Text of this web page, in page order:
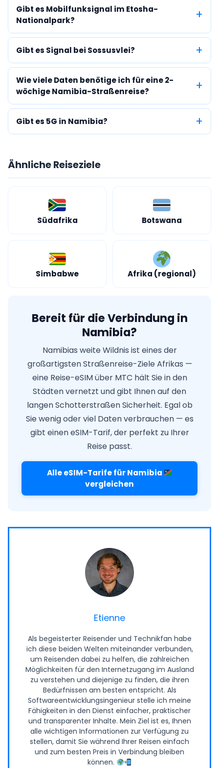
Gibt es Mobilfunksignal im Etosha-
Nationalpark?
Gibt es Signal bei Sossusvlei?
Wie viele Daten benötige ich für eine 2-
wöchige Namibia-Straßenreise?
Gibt es 5G in Namibia?
Ähnliche Reiseziele
Südafrika Botswana
Simbabwe Afrika (regional)
Bereit für die Verbindung in
Namibia?
Namibias weite Wildnis ist eines der
großartigsten Straßenreise-Ziele Afrikas —
eine Reise-eSIM über MTC hält Sie in den
Städten vernetzt und gibt Ihnen auf den
langen Schotterstraßen Sicherheit. Egal ob
Sie wenig oder viel Daten verbrauchen — es
gibt einen eSIM-Tarif, der perfekt zu Ihrer
Reise passt.
Alle eSIM-Tarife für Namibia
vergleichen
Etienne
Als begeisterter Reisender und Technikfan habe
ich diese beiden Welten miteinander verbunden,
um Reisenden dabei zu helfen, die zahlreichen
Möglichkeiten für den Internetzugang im Ausland
zu verstehen und diejenige zu finden, die ihren
Bedürfnissen am besten entspricht. Als
Softwareentwicklungsingenieur stelle ich meine
Fähigkeiten in den Dienst einfacher, praktischer
und transparenter Inhalte. Mein Ziel ist es, Ihnen
alle wichtigen Informationen zur Verfügung zu
stellen, damit Sie während Ihrer Reisen einfach
und zum besten Preis in Verbindung bleiben
können.